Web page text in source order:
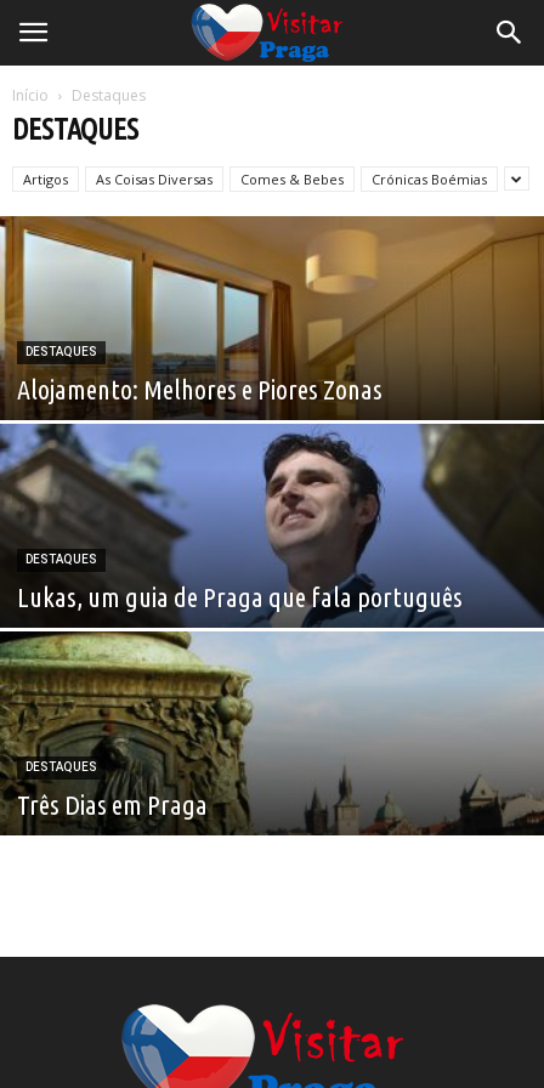
Início Destaques
DESTAQUES
Artigos As Coisas Diversas Comes & Bebes Crónicas Boémias
DESTAQUES
Alojamento: Melhores e Piores Zonas
DESTAQUES
Lukas, um guia de Praga que fala português
DESTAQUES
Três Dias em Praga